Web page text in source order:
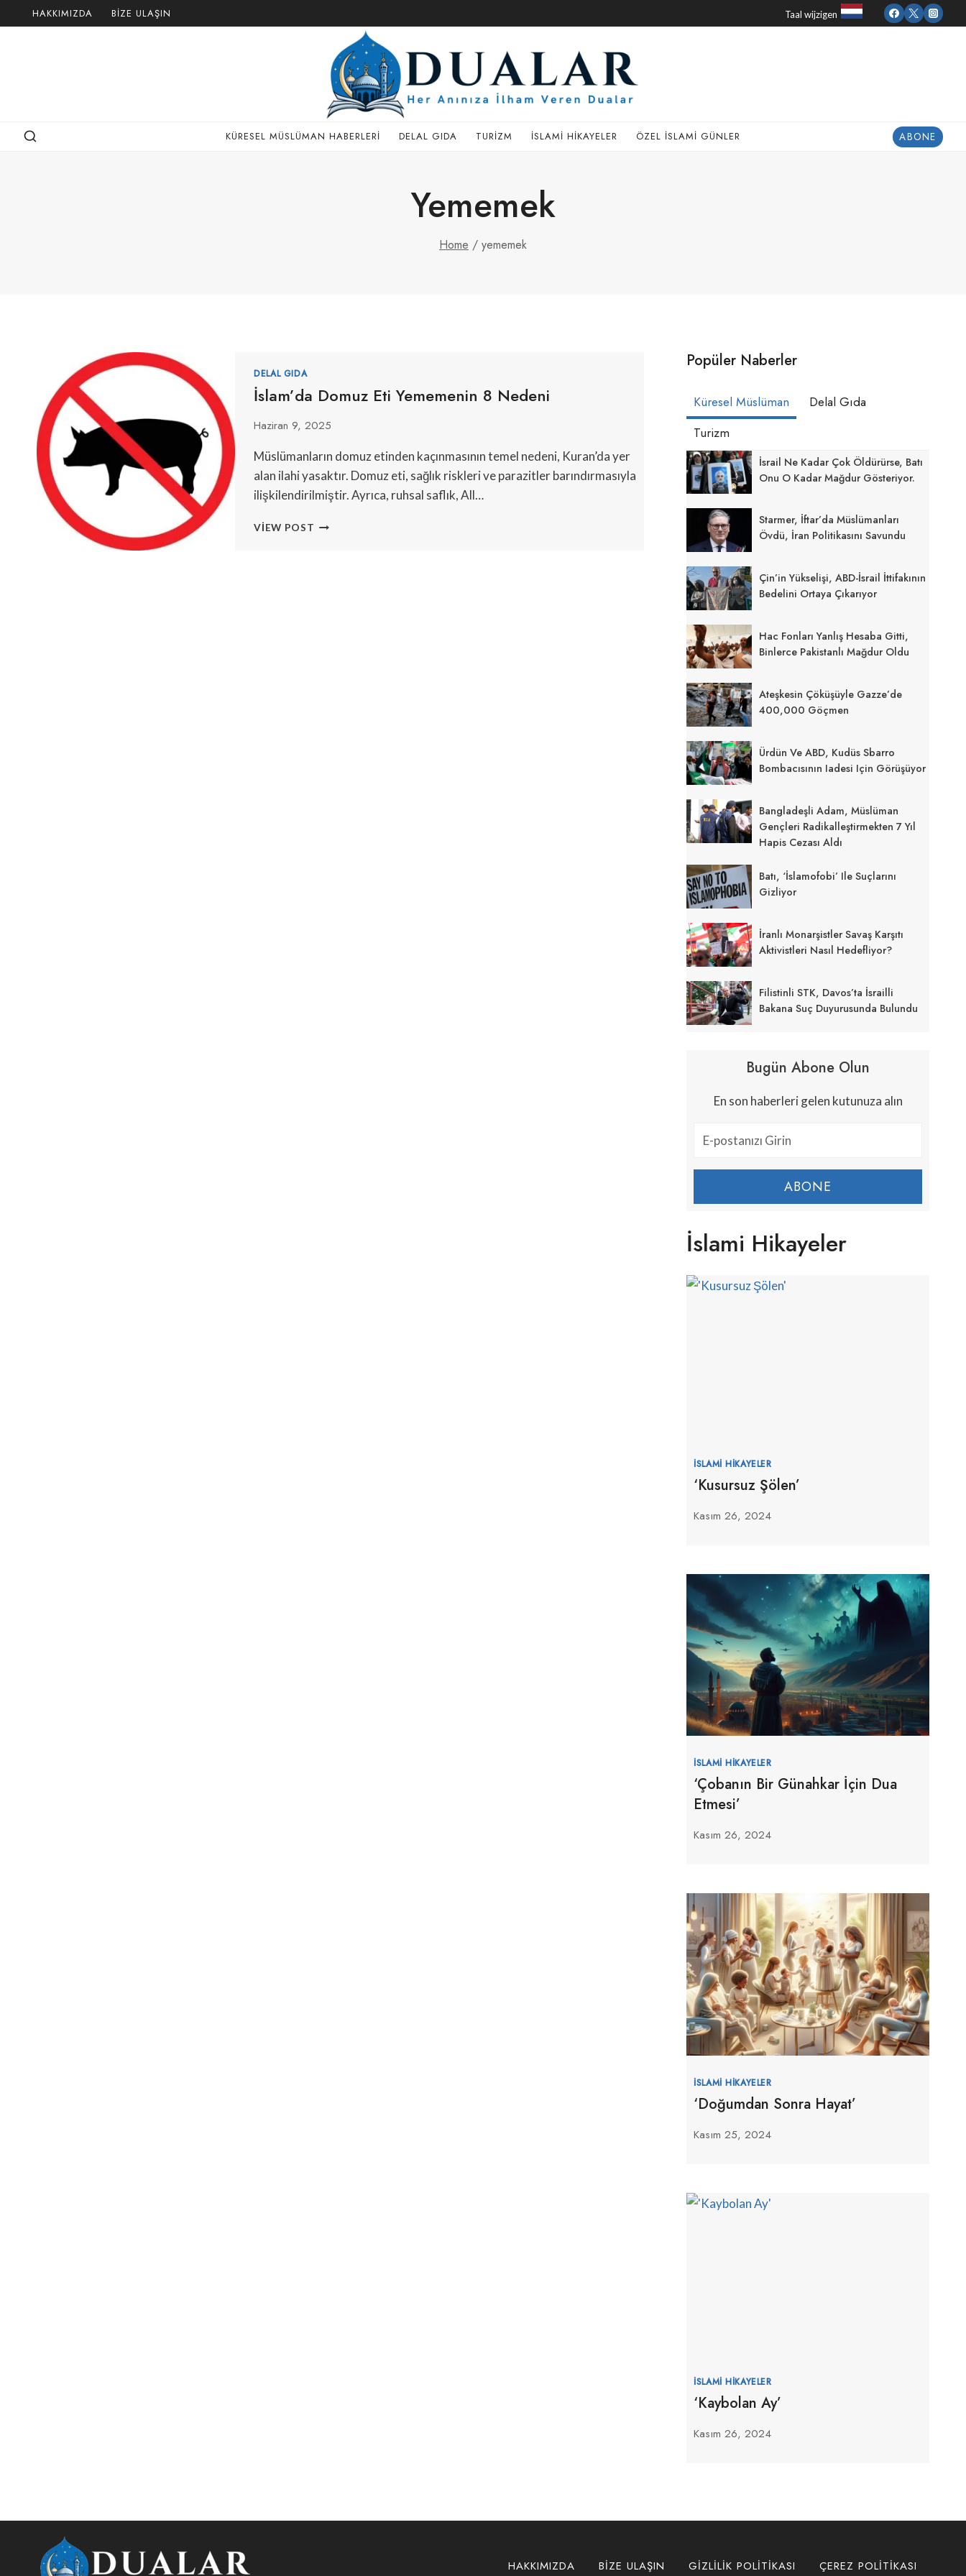
to
HAKKIMIZDA BIZE ULAŞIN Taal wijzigen
KÜRESEL MÜSLÜMAN HABERLERI DELAL GIDA TURIZM İSLAMI HIKAYELER ÖZEL İSLAMI GÜNLER ABONE
Yememek
Home / yememek
DELAL GIDA
İslam’da Domuz Eti Yememenin 8 Nedeni
Haziran 9, 2025
Müslümanların domuz etinden kaçınmasının temel nedeni, Kuran’da yer
alan ilahi yasaktır. Domuz eti, sağlık riskleri ve parazitler barındırmasıyla
ilişkilendirilmiştir. Ayrıca, ruhsal saflık, All…
VIEW POST İSLAM’DA
Popüler Naberler
Küresel Müslüman
Delal Gıda
Turizm
İsrail Ne Kadar Çok Öldürürse, Batı
Onu O Kadar Mağdur Gösteriyor.
Starmer, İftar’da Müslümanları
Övdü, İran Politikasını Savundu
Çin’in Yükselişi, ABD-İsrail İttifakının
Bedelini Ortaya Çıkarıyor
Hac Fonları Yanlış Hesaba Gitti,
Binlerce Pakistanlı Mağdur Oldu
Ateşkesin Çöküşüyle Gazze’de
400,000 Göçmen
Ürdün Ve ABD, Kudüs Sbarro
Bombacısının Iadesi Için Görüşüyor
Bangladeşli Adam, Müslüman
Gençleri Radikalleştirmekten 7 Yıl
Hapis Cezası Aldı
Batı, ‘İslamofobi’ Ile Suçlarını
Gizliyor
İranlı Monarşistler Savaş Karşıtı
Aktivistleri Nasıl Hedefliyor?
Filistinli STK, Davos’ta İsrailli
Bakana Suç Duyurusunda Bulundu
Bugün Abone Olun
En son haberleri gelen kutunuza alın
ABONE
İslami Hikayeler
İSLAMI HIKAYELER
‘Kusursuz Şölen’
Kasım 26, 2024
İSLAMI HIKAYELER
‘Çobanın Bir Günahkar İçin Dua
Etmesi’
Kasım 26, 2024
İSLAMI HIKAYELER
‘Doğumdan Sonra Hayat’
Kasım 25, 2024
İSLAMI HIKAYELER
‘Kaybolan Ay’
Kasım 26, 2024
HAKKIMIZDA BIZE ULAŞIN GIZLILIK POLITIKASI ÇEREZ POLITIKASI